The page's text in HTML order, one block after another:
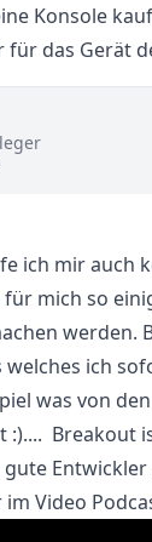
Konsole
das Gerät
ich mir auch
mich so
werden.
ich
was von
:).... Breakout
Entwickler
Video